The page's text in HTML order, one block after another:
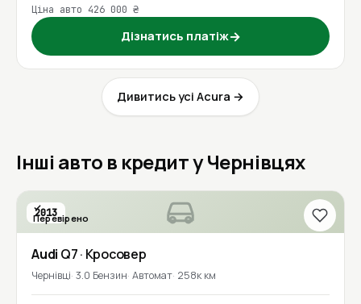
Ціна авто 426 000 ₴
Дізнатись платіж→
Дивитись усі Acura →
Інші авто в кредит у Чернівцях
2013
Перевірено
Audi Q7· Кросовер
Чернівці 3.0 Бензин Автомат 258к км